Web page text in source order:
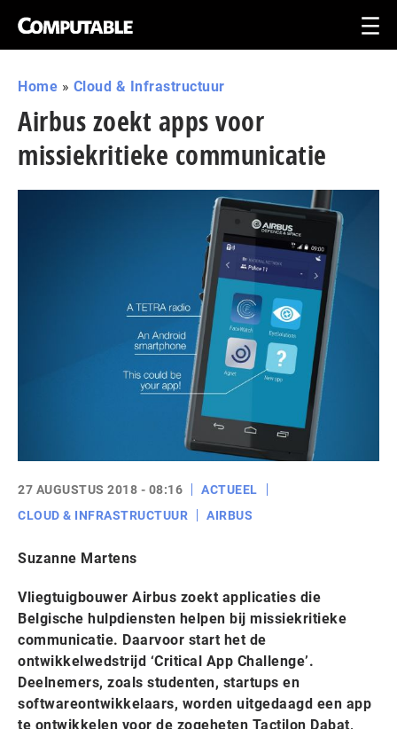
Home » Cloud & Infrastructuur
Airbus zoekt apps voor
missiekritieke communicatie
27 AUGUSTUS 2018 - 08:16
ACTUEEL
CLOUD & INFRASTRUCTUUR
AIRBUS
Suzanne Martens
Vliegtuigbouwer Airbus zoekt applicaties die
Belgische hulpdiensten helpen bij missiekritieke
communicatie. Daarvoor start het de
ontwikkelwedstrijd ‘Critical App Challenge’.
Deelnemers, zoals studenten, startups en
softwareontwikkelaars, worden uitgedaagd een app
te ontwikkelen voor de zogeheten Tactilon Dabat,